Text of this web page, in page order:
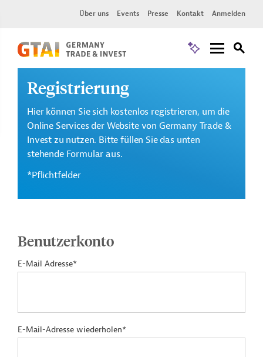
Über uns Events Presse Kontakt Anmelden
Registrierung
Hier können Sie sich kostenlos registrieren, um die
Online Services der Website von Germany Trade &
Invest zu nutzen. Bitte füllen Sie das unten
stehende Formular aus.
*Pflichtfelder
Benutzerkonto
E-Mail Adresse*
E-Mail-Adresse wiederholen*